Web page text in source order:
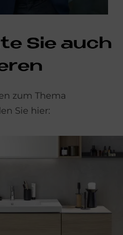
Sie auch
zum Thema
Sie hier: